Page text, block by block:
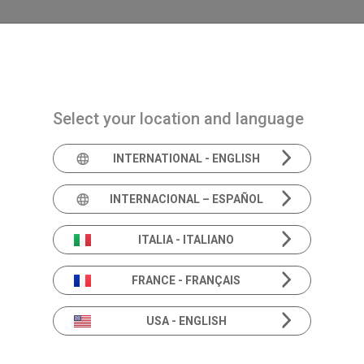
La orquesta perfecta
Adaptación
Incluyendo un video-otoscopio, un sistema
caja de pruebas de instrumentos auditivos y
Select your location and language
INTERNATIONAL - ENGLISH
INTERNACIONAL – ESPAÑOL
ITALIA - ITALIANO
FRANCE - FRANÇAIS
USA - ENGLISH